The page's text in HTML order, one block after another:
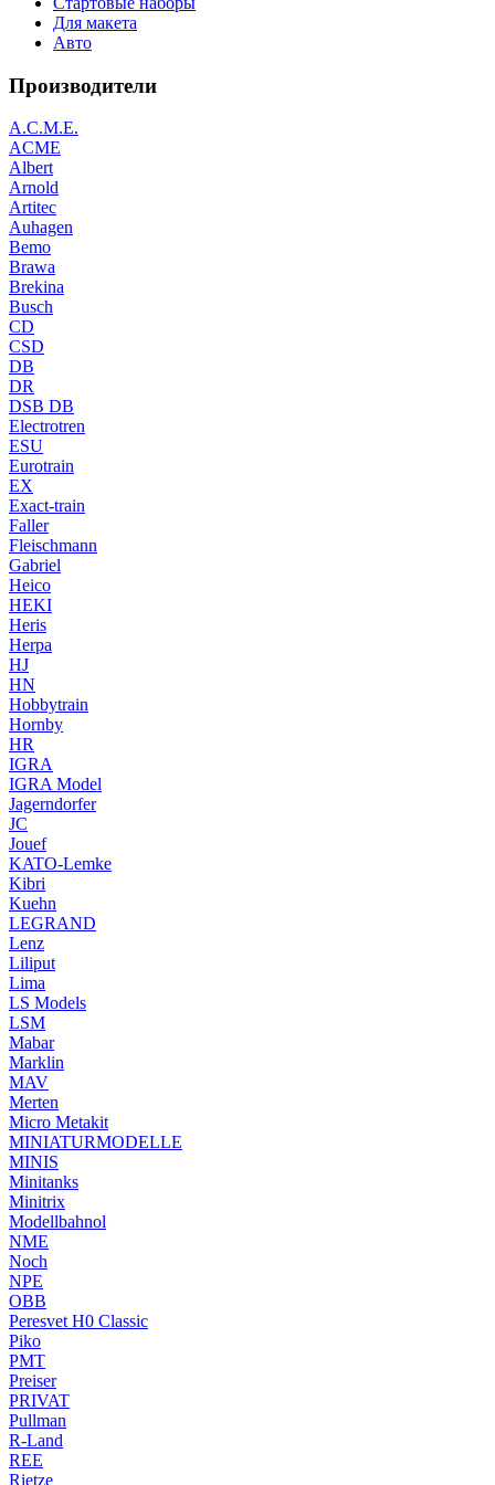
Для макета
Авто
Производители
A.C.M.E.
ACME
Albert
Arnold
Artitec
Auhagen
Bemo
Brawa
Brekina
Busch
CD
CSD
DB
DR
DSB DB
Electrotren
ESU
Eurotrain
EX
Exact-train
Faller
Fleischmann
Gabriel
Heico
HEKI
Heris
Herpa
HJ
HN
Hobbytrain
Hornby
HR
IGRA
IGRA Model
Jagerndorfer
JC
Jouef
KATO-Lemke
Kibri
Kuehn
LEGRAND
Lenz
Liliput
Lima
LS Models
LSM
Mabar
Marklin
MAV
Merten
Micro Metakit
MINIATURMODELLE
MINIS
Minitanks
Minitrix
Modellbahnol
NME
Noch
NPE
OBB
Peresvet H0 Classic
Piko
PMT
Preiser
PRIVAT
Pullman
R-Land
REE
Rietze